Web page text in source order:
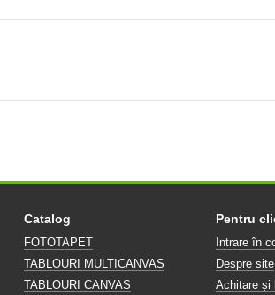
Catalog
FOTOTAPET
TABLOURI MULTICANVAS
TABLOURI CANVAS
Pentru
Intrare în
Despre site
Achitare și